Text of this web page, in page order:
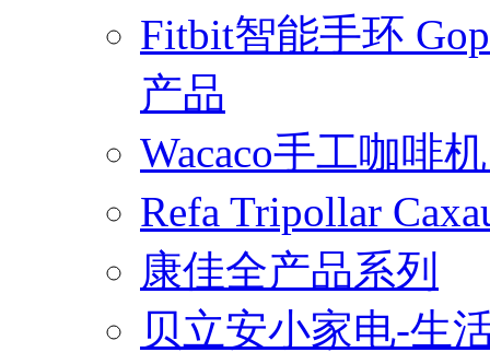
Fitbit智能手环
产品
Wacaco手工咖啡
Refa Tripollar
康佳全产品系列
贝立安小家电-生